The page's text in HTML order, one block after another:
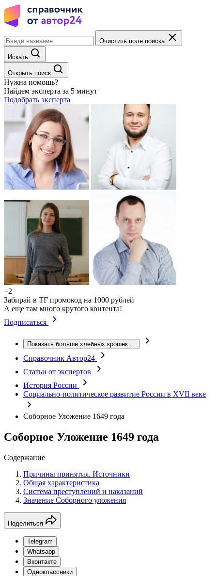
Очистить поле поиска
Искать
Открыть поиск
Нужна помощь?
Найдем эксперта за 5 минут
Подобрать эксперта
+2
Забирай в ТГ промокод на 1000 рублей
А еще там много крутого контента!
Подписаться
Показать больше хлебных крошек ...
Справочник Автор24
Статьи от экспертов
История России
Социально-политическое развитие России в XVII веке
Соборное Уложение 1649 года
Соборное Уложение 1649 года
Содержание
Причины принятия. Источники
Общая характеристика
Система преступлений и наказаний
Значение Соборного уложения
Поделиться
Telegram
Whatsapp
Вконтакте
Одноклассники